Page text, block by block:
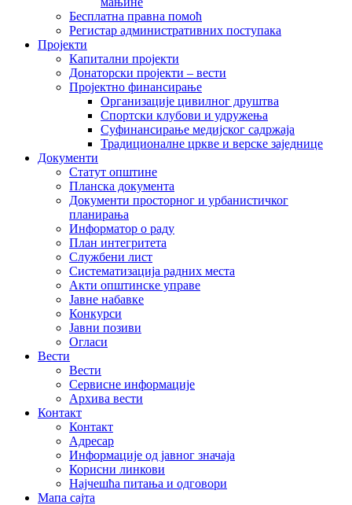
Бесплатна правна помоћ
Регистар административних поступака
Пројекти
Капитални пројекти
Донаторски пројекти – вести
Пројектно финансирање
Организације цивилног друштва
Спортски клубови и удружења
Суфинансирање медијског садржаја
Традиционалне цркве и верске заједнице
Документи
Статут општине
Планска документа
Документи просторног и урбанистичког
планирања
Информатор о раду
План интегритета
Службени лист
Систематизација радних места
Акти општинске управе
Јавне набавке
Конкурси
Јавни позиви
Огласи
Вести
Вести
Сервисне информације
Архива вести
Контакт
Контакт
Адресар
Информације од јавног значаја
Корисни линкови
Најчешћа питања и одговори
Мапа сајта